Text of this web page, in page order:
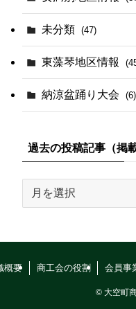
未分類 (47)
東藻琴地区情報
納涼盆踊り大会 (6)
過去の投稿記事（掲
記
概要 商工会の役割 会員事
© 大空町